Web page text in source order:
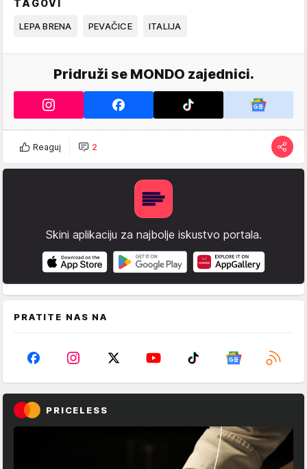
TAGOVI
LEPA BRENA PEVAČICE ITALIJA
Pridruži se MONDO zajednici.
Reaguj 2
Skini aplikaciju za najbolje iskustvo portala.
PRATITE NAS NA
PRICELESS